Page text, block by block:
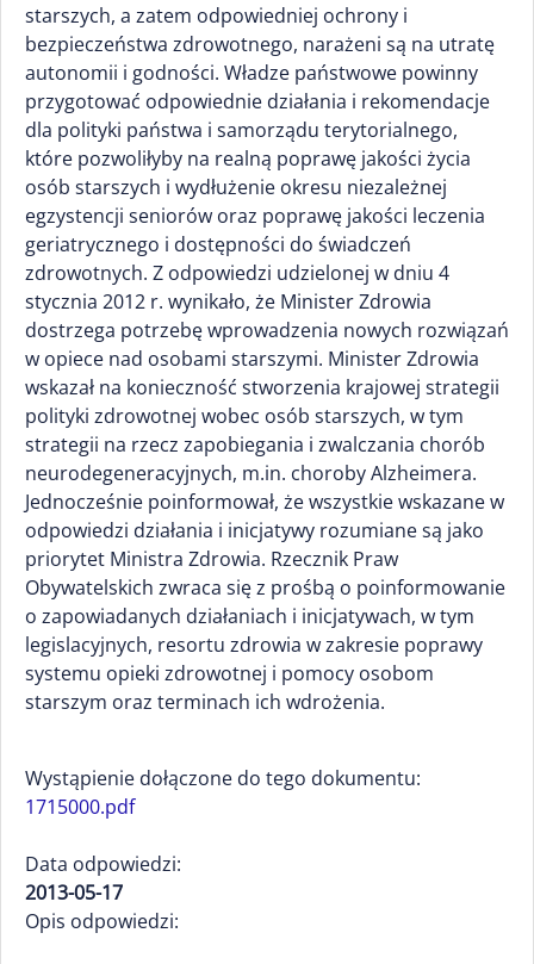
starszych, a zatem odpowiedniej ochrony i
bezpieczeństwa zdrowotnego, narażeni są na utratę
autonomii i godności. Władze państwowe powinny
przygotować odpowiednie działania i rekomendacje
dla polityki państwa i samorządu terytorialnego,
które pozwoliłyby na realną poprawę jakości życia
osób starszych i wydłużenie okresu niezależnej
egzystencji seniorów oraz poprawę jakości leczenia
geriatrycznego i dostępności do świadczeń
zdrowotnych. Z odpowiedzi udzielonej w dniu 4
stycznia 2012 r. wynikało, że Minister Zdrowia
dostrzega potrzebę wprowadzenia nowych rozwiązań
w opiece nad osobami starszymi. Minister Zdrowia
wskazał na konieczność stworzenia krajowej strategii
polityki zdrowotnej wobec osób starszych, w tym
strategii na rzecz zapobiegania i zwalczania chorób
neurodegeneracyjnych, m.in. choroby Alzheimera.
Jednocześnie poinformował, że wszystkie wskazane w
odpowiedzi działania i inicjatywy rozumiane są jako
priorytet Ministra Zdrowia. Rzecznik Praw
Obywatelskich zwraca się z prośbą o poinformowanie
o zapowiadanych działaniach i inicjatywach, w tym
legislacyjnych, resortu zdrowia w zakresie poprawy
systemu opieki zdrowotnej i pomocy osobom
starszym oraz terminach ich wdrożenia.
Wystąpienie dołączone do tego dokumentu:
1715000.pdf
Data odpowiedzi:
2013-05-17
Opis odpowiedzi: